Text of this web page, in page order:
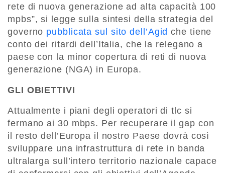
rete di nuova generazione ad alta capacità 100
mpbs”, si legge sulla sintesi della strategia del
governo pubblicata sul sito dell’Agidche tiene
conto dei ritardi dell’Italia, che la relegano a
paese con la minor copertura di reti di nuova
generazione (NGA) in Europa.
GLI OBIETTIVI
Attualmente i piani degli operatori di tlc si
fermano ai 30 mbps. Per recuperare il gap con
il resto dell’Europa il nostro Paese dovrà così
sviluppare una infrastruttura di rete in banda
ultralarga sull’intero territorio nazionale capace